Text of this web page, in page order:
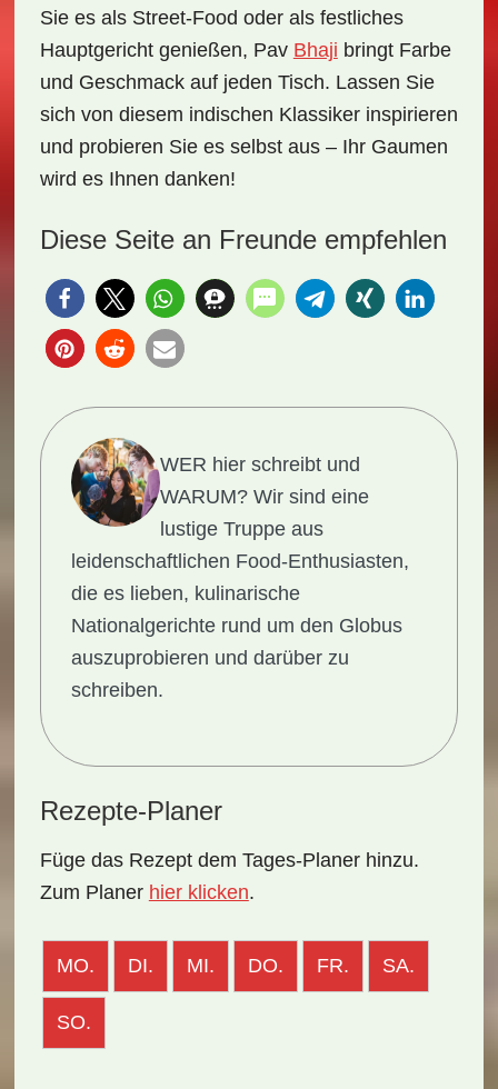
Sie es als Street-Food oder als festliches
Hauptgericht genießen, Pav Bhaji bringt Farbe
und Geschmack auf jeden Tisch. Lassen Sie
sich von diesem indischen Klassiker inspirieren
und probieren Sie es selbst aus – Ihr Gaumen
wird es Ihnen danken!
Diese Seite an Freunde empfehlen
WER hier schreibt und
WARUM?Wir sind eine
lustige Truppe aus
leidenschaftlichen Food-Enthusiasten,
die es lieben, kulinarische
Nationalgerichte rund um den Globus
auszuprobieren und darüber zu
schreiben.
Rezepte-Planer
Füge das Rezept dem Tages-Planer hinzu.
Zum Planer hier klicken.
MO. DI. MI. DO. FR. SA.
SO.